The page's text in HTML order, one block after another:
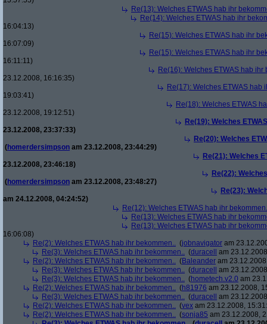
Re(13): Welches ETWAS hab ihr
Re(14): Welches ETWAS hab ihr
16:04:13)
Re(15): Welches ETWAS hab ihr
16:07:09)
Re(15): Welches ETWAS hab ihr
16:11:11)
Re(16): Welches ETWAS hab ihr
23.12.2008, 16:16:35)
Re(17): Welches ETWAS hab
19:03:41)
Re(18): Welches ETWAS
23.12.2008, 19:12:51)
Re(19): Welches
23.12.2008, 23:37:33)
Re(20): Welches
(homerdersimpson am 23.12.2008, 23:44:29)
Re(21): Welches
23.12.2008, 23:46:18)
Re(22):
(homerdersimpson am 23.12.2008, 23:48:27)
Re(23):
am 24.12.2008, 04:24:52)
Re(12): Welches ETWAS hab ihr
Re(13): Welches ETWAS hab ihr
Re(13): Welches ETWAS hab ihr
16:06:08)
Re(2): Welches ETWAS hab ihr bekommen.. (jobnavigator am
Re(3): Welches ETWAS hab ihr bekommen.. (duracell
am
Re(2): Welches ETWAS hab ihr bekommen.. (Baleander am
Re(3): Welches ETWAS hab ihr bekommen.. (duracell
am
Re(3): Welches ETWAS hab ihr bekommen.. (hometech.v2.0 am
Re(2): Welches ETWAS hab ihr bekommen.. (h81976 am 23.12.2008,
Re(3): Welches ETWAS hab ihr bekommen.. (duracell
am
Re(2): Welches ETWAS hab ihr bekommen.. (vex am 23.12.2008,
Re(2): Welches ETWAS hab ihr bekommen.. (sonja85 am 23.12.2008,